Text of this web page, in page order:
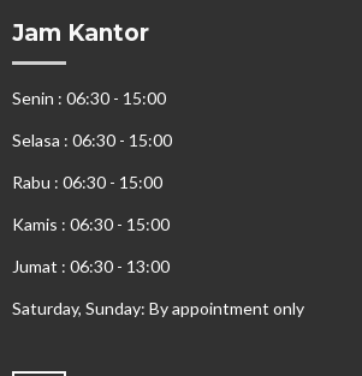
Jam Kantor
Senin : 06:30 - 15:00
Selasa : 06:30 - 15:00
Rabu : 06:30 - 15:00
Kamis : 06:30 - 15:00
Jumat : 06:30 - 13:00
Saturday, Sunday: By appointment only